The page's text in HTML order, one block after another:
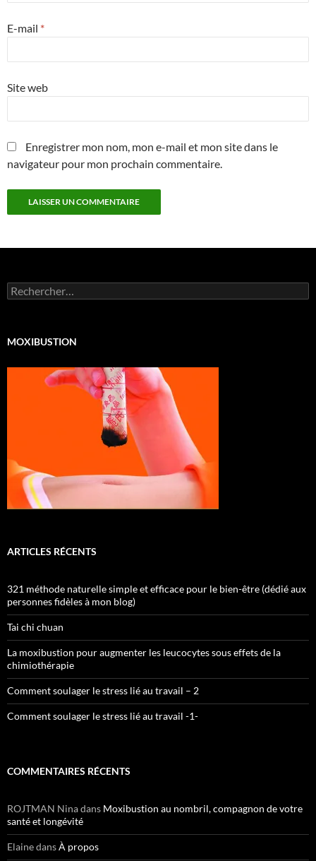
E-mail *
Site web
Enregistrer mon nom, mon e-mail et mon site dans le
navigateur pour mon prochain commentaire.
Rechercher :
MOXIBUSTION
ARTICLES RÉCENTS
321 méthode naturelle simple et efficace pour le bien-être (dédié aux
personnes fidèles à mon blog)
Tai chi chuan
La moxibustion pour augmenter les leucocytes sous effets de la
chimiothérapie
Comment soulager le stress lié au travail – 2
Comment soulager le stress lié au travail -1-
COMMENTAIRES RÉCENTS
ROJTMAN Ninadans Moxibustion au nombril, compagnon de votre
santé et longévité
ElainedansÀ propos